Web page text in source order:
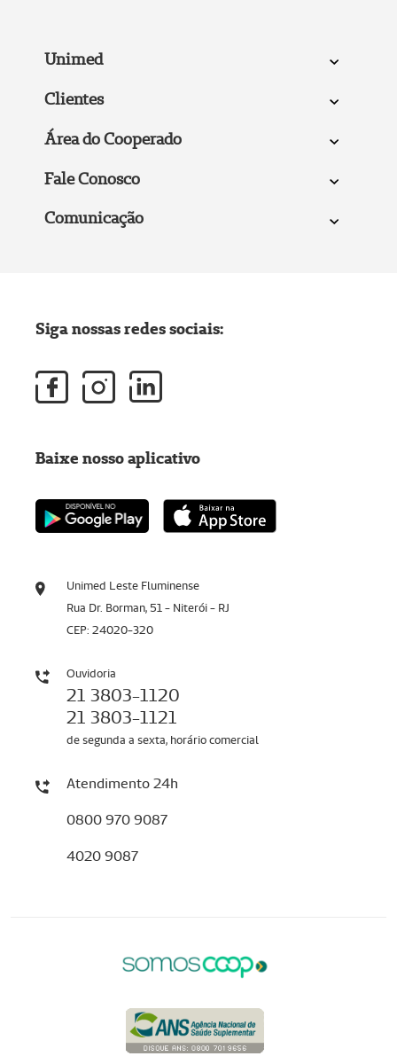
Unimed
Clientes
Área do Cooperado
Fale Conosco
Comunicação
Unimed Leste Fluminense
Rua Dr. Borman, 51 - Niterói - RJ
CEP: 24020-320
Ouvidoria
21 3803-1120
21 3803-1121
de segunda a sexta, horário comercial
Atendimento 24h
0800 970 9087
4020 9087
Siga nossas redes sociais:
Baixe nosso aplicativo